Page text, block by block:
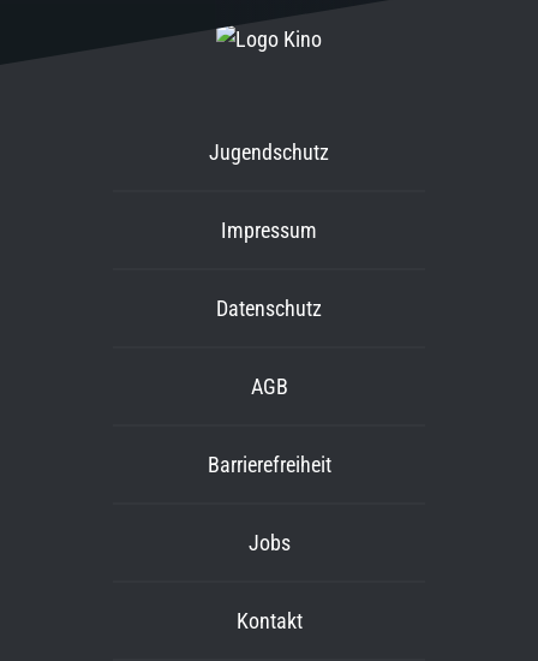
Jugendschutz
Impressum
Datenschutz
AGB
Barrierefreiheit
Jobs
Kontakt